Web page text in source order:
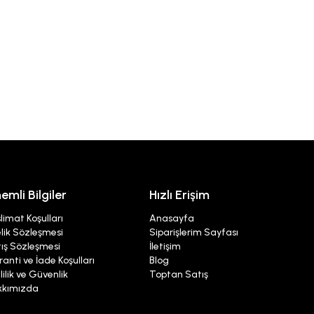
Bilgiler
Koşulları
Sözleşmesi
Sözleşmesi
ve İade Koşulları
ve Güvenlik
Hızlı Erişim
Anasayfa
Siparişlerim Sayfası
İletişim
Blog
Toptan Satış